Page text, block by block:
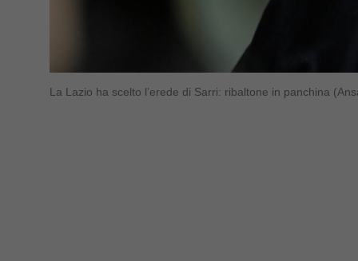
La Lazio ha scelto l’erede di Sarri: ribaltone in panchina